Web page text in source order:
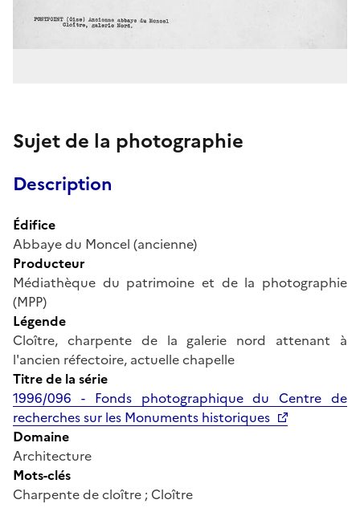
Sujet de la photographie
Description
Édifice
Abbaye du Moncel (ancienne)
Producteur
Médiathèque du patrimoine et de la photographie
(MPP)
Légende
Cloître, charpente de la galerie nord attenant à
l'ancien réfectoire, actuelle chapelle
Titre de la série
1996/096 - Fonds photographique du Centre de
recherches sur les Monuments historiques
Domaine
Architecture
Mots-clés
Charpente de cloître ; Cloître